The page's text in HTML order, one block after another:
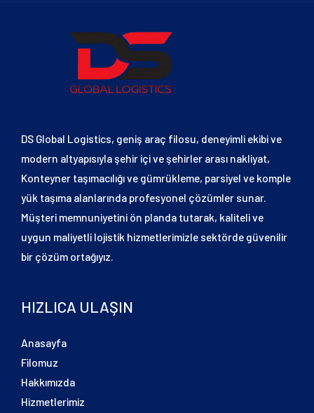
DS Global Logistics, geniş araç filosu, deneyimli ekibi ve
modern altyapısıyla şehir içi ve şehirler arası nakliyat,
Konteyner taşımacılığı ve gümrükleme, parsiyel ve komple
yük taşıma alanlarında profesyonel çözümler sunar.
Müşteri memnuniyetini ön planda tutarak, kaliteli ve
uygun maliyetli lojistik hizmetlerimizle sektörde güvenilir
bir çözüm ortağıyız.
HIZLICA ULAŞIN
Anasayfa
Filomuz
Hakkımızda
Hizmetlerimiz